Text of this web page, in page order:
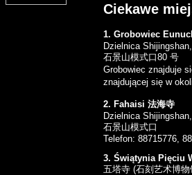
Ciekawe
1. Grobowiec
Dzielnica Shijingshan,
石景山模式口80 号
Grobowiec znajduje
znajdującej się w
2. Fahaisi 法海寺
Dzielnica Shijingshan,
石景山模式口
Telefon: 88715776,
3. Świątynia Pięciu
五塔寺 (石刻艺术博物